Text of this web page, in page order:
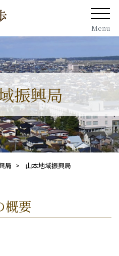
Menu
振興局
局 山本地域振興局
概要